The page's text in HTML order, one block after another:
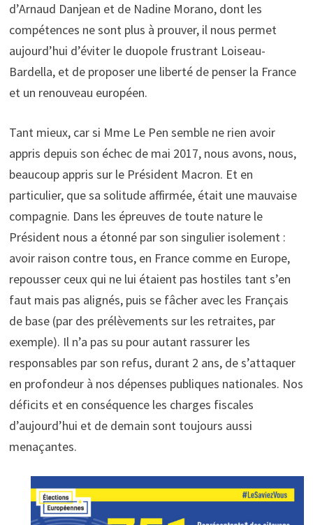
d’Arnaud Danjean et de Nadine Morano, dont les
compétences ne sont plus à prouver, il nous permet
aujourd’hui d’éviter le duopole frustrant Loiseau-
Bardella, et de proposer une liberté de penser la France
et un renouveau européen.
Tant mieux, car si Mme Le Pen semble ne rien avoir
appris depuis son échec de mai 2017, nous avons, nous,
beaucoup appris sur le Président Macron. Et en
particulier, que sa solitude affirmée, était une mauvaise
compagnie. Dans les épreuves de toute nature le
Président nous a étonné par son singulier isolement :
avoir raison contre tous, en France comme en Europe,
repousser ceux qui ne lui étaient pas hostiles tant s’en
faut mais pas alignés, puis se fâcher avec les Français
de base (par des prélèvements sur les retraites, par
exemple). Il n’a pas su pour autant rassurer les
responsables par son refus, durant 2 ans, de s’attaquer
en profondeur à nos dépenses publiques nationales. Nos
déficits et en conséquence les charges fiscales
d’aujourd’hui et de demain sont toujours aussi
menaçantes.